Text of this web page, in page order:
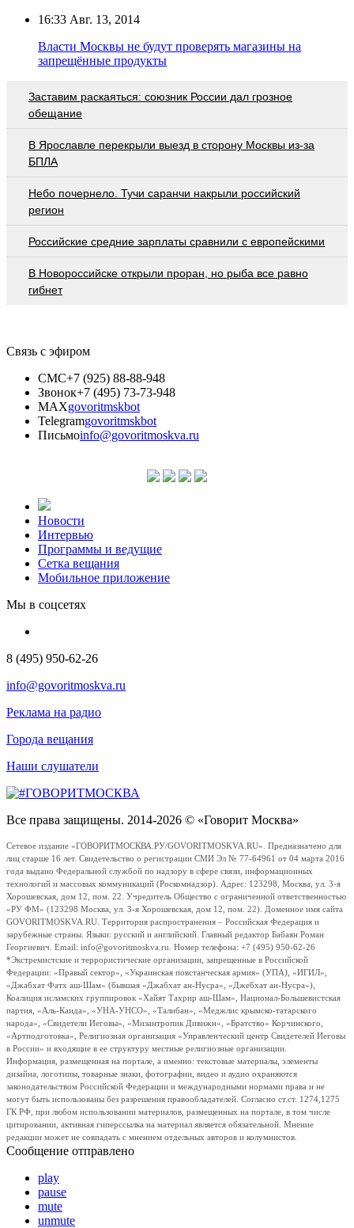
16:33 Авг. 13, 2014
Власти Москвы не будут проверять магазины на
запрещённые продукты
Заставим раскаяться: союзник России дал грозное
обещание
В Ярославле перекрыли выезд в сторону Москвы из-за
БПЛА
Небо почернело. Тучи саранчи накрыли российский
регион
Российские средние зарплаты сравнили с европейскими
В Новороссийске открыли проран, но рыба все равно
гибнет
Связь с эфиром
СМС+7 (925) 88-88-948
Звонок+7 (495) 73-73-948
MAXgovoritmskbot
Telegramgovoritmskbot
Письмоinfo@govoritmoskva.ru
Новости
Интервью
Программы и ведущие
Сетка вещания
Мобильное приложение
Мы в соцсетях
8 (495) 950-62-26
info@govoritmoskva.ru
Реклама на радио
Города вещания
Наши слушатели
Все права защищены. 2014-2026 © «Говорит Москва»
Сетевое издание «ГОВОРИТМОСКВА.РУ/GOVORITMOSKVA.RU». Предназначено для
лиц старше 16 лет. Свидетельство о регистрации СМИ Эл № 77-64961 от 04 марта 2016
года выдано Федеральной службой по надзору в сфере связи, информационных
технологий и массовых коммуникаций (Роскомнадзор). Адрес: 123298, Москва, ул. 3-я
Хорошевская, дом 12, пом. 22. Учредитель Общество с ограниченной ответственностью
«РУ ФМ» (123298 Москва, ул. 3-я Хорошевская, дом 12, пом. 22). Доменное имя сайта
GOVORITMOSKVA.RU. Территория распространения – Российская Федерация и
зарубежные страны. Языки: русский и английский. Главный редактор Бабаян Роман
Георгиевич. Email: info@govoritmoskva.ru. Номер телефона: +7 (495) 950-62-26
*Экстремистские и террористические организации, запрещенные в Российской
Федерации: «Правый сектор», «Украинская повстанческая армия» (УПА), «ИГИЛ»,
«Джабхат Фатх аш-Шам» (бывшая «Джабхат ан-Нусра», «Джебхат ан-Нусра»),
Коалиция исламских группировок «Хайят Тахрир аш-Шам», Национал-Большевистская
партия, «Аль-Каида», «УНА-УНСО», «Талибан», «Меджлис крымско-татарского
народа», «Свидетели Иеговы», «Мизантропик Дивижн», «Братство» Корчинского,
«Артподготовка», Религиозная организация «Управленческий центр Свидетелей Иеговы
в России» и входящие в ее структуру местные религиозные организации.
Информация, размещенная на портале, а именно: текстовые материалы, элементы
дизайна, логотипы, товарные знаки, фотографии, видео и аудио охраняются
законодательством Российской Федерации и международными нормами права и не
могут быть использованы без разрешения правообладателей. Согласно ст.ст. 1274,1275
ГК РФ, при любом использовании материалов, размещенных на портале, в том числе
цитировании, активная гиперссылка на материал является обязательной. Мнение
редакции может не совпадать с мнением отдельных авторов и колумнистов.
Сообщение отправлено
play
pause
mute
unmute